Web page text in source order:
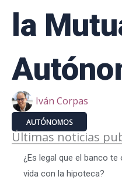
la
Iván Corpas
AUTÓNOMOS
Últimas noticias
¿Es legal que el banco
vida con la hipoteca?